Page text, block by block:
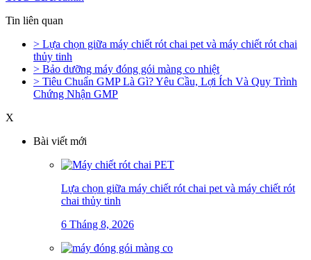
Tin liên quan
> Lựa chọn giữa máy chiết rót chai pet và máy chiết rót chai
thủy tinh
> Bảo dưỡng máy đóng gói màng co nhiệt
> Tiêu Chuẩn GMP Là Gì? Yêu Cầu, Lợi Ích Và Quy Trình
Chứng Nhận GMP
X
Bài viết mới
Lựa chọn giữa máy chiết rót chai pet và máy chiết rót
chai thủy tinh
6 Tháng 8, 2026